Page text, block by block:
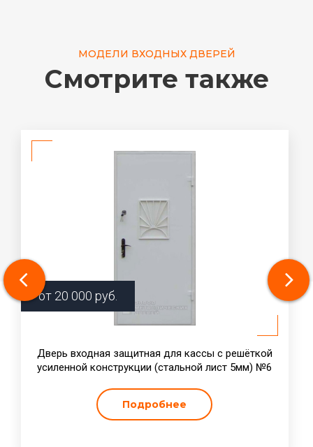
МОДЕЛИ ВХОДНЫХ ДВЕРЕЙ
Смотрите также
от 20 000 руб.
Дверь входная защитная для кассы с решёткой
усиленной конструкции (стальной лист 5мм) №6
Подробнее